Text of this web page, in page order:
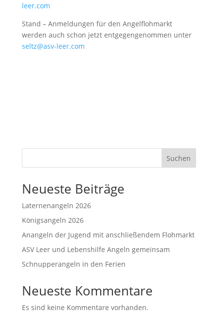
leer.com
Stand – Anmeldungen für den Angelflohmarkt
werden auch schon jetzt entgegengenommen unter
seltz@asv-leer.com
Suchen
Neueste Beiträge
Laternenangeln 2026
Königsangeln 2026
Anangeln der Jugend mit anschließendem Flohmarkt
ASV Leer und Lebenshilfe Angeln gemeinsam
Schnupperangeln in den Ferien
Neueste Kommentare
Es sind keine Kommentare vorhanden.